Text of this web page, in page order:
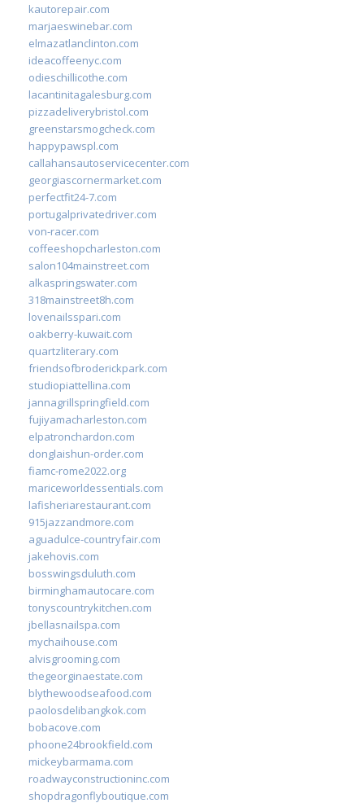
kautorepair.com
marjaeswinebar.com
elmazatlanclinton.com
ideacoffeenyc.com
odieschillicothe.com
lacantinitagalesburg.com
pizzadeliverybristol.com
greenstarsmogcheck.com
happypawspl.com
callahansautoservicecenter.com
georgiascornermarket.com
perfectfit24-7.com
portugalprivatedriver.com
von-racer.com
coffeeshopcharleston.com
salon104mainstreet.com
alkaspringswater.com
318mainstreet8h.com
lovenailsspari.com
oakberry-kuwait.com
quartzliterary.com
friendsofbroderickpark.com
studiopiattellina.com
jannagrillspringfield.com
fujiyamacharleston.com
elpatronchardon.com
donglaishun-order.com
fiamc-rome2022.org
mariceworldessentials.com
lafisheriarestaurant.com
915jazzandmore.com
aguadulce-countryfair.com
jakehovis.com
bosswingsduluth.com
birminghamautocare.com
tonyscountrykitchen.com
jbellasnailspa.com
mychaihouse.com
alvisgrooming.com
thegeorginaestate.com
blythewoodseafood.com
paolosdelibangkok.com
bobacove.com
phoone24brookfield.com
mickeybarmama.com
roadwayconstructioninc.com
shopdragonflyboutique.com